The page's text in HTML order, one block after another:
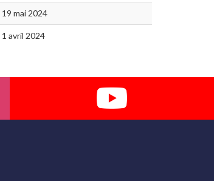
19 mai 2024
1 avril 2024